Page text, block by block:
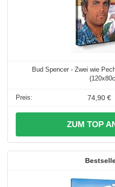
Bud Spencer - Zwei wie
74,90 €
ZUM TOP